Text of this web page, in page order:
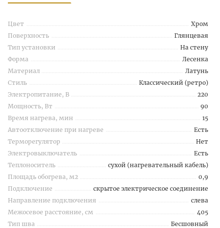
Цвет
Хром
Поверхность
Глянцевая
Тип установки
На стену
Форма
Лесенка
Материал
Латунь
Стиль
Классический (ретро)
Электропитание, В
220
Мощность, Вт
90
Время нагрева, мин
15
Автоотключение при нагреве
Есть
Терморегулятор
Нет
Электровыключатель
Есть
Теплоноситель
сухой (нагревательный кабель)
Площадь обогрева, м2
0,9
Подключение
скрытое электрическое соединение
Направление подключения
слева
Межосевое расстояние, см
405
Тип шва
Бесшовный